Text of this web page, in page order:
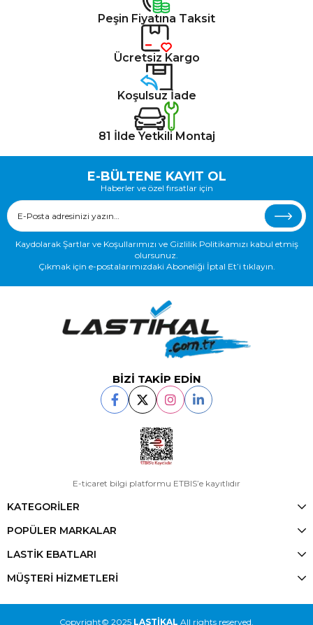
Peşin Fiyatına Taksit
Ücretsiz Kargo
Koşulsuz İade
81 İlde Yetkili Montaj
E-BÜLTENE KAYIT OL
Haberler ve özel fırsatlar için
Kaydolarak Şartlar ve Koşullarımızı ve Gizlilik Politikamızı kabul etmiş
olursunuz.
Çıkmak için e-postalarımızdaki Aboneliği İptal Et’i tıklayın.
BİZİ TAKİP EDİN
E-ticaret bilgi platformu ETBIS’e kayıtlıdır
KATEGORİLER
POPÜLER MARKALAR
LASTİK EBATLARI
MÜŞTERİ HİZMETLERİ
Copyright© 2025 LASTİKAL All rights reserved.